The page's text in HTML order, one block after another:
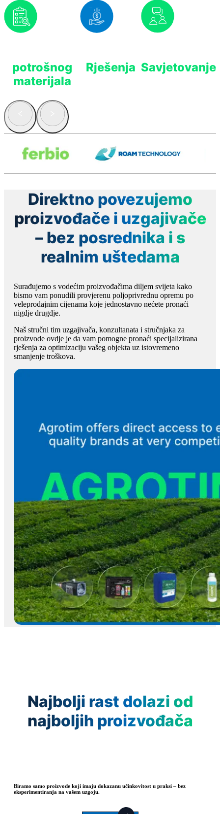
potrošnog
materijala
Rješenja Savjetovanje
Direktno povezujemo
proizvođače i uzgajivače
– bez posrednika i s
realnim uštedama
Surađujemo s vodećim proizvođačima diljem svijeta kako
bismo vam ponudili provjerenu poljoprivrednu opremu po
veleprodajnim cijenama koje jednostavno nećete pronaći
nigdje drugdje.
Naš stručni tim uzgajivača, konzultanata i stručnjaka za
proizvode ovdje je da vam pomogne pronaći specijalizirana
rješenja za optimizaciju vašeg objekta uz istovremeno
smanjenje troškova.
Najbolji rast dolazi od
najboljih proizvođača
Biramo samo proizvode koji imaju dokazanu učinkovitost u praksi – bez
eksperimentiranja na vašem uzgoju.